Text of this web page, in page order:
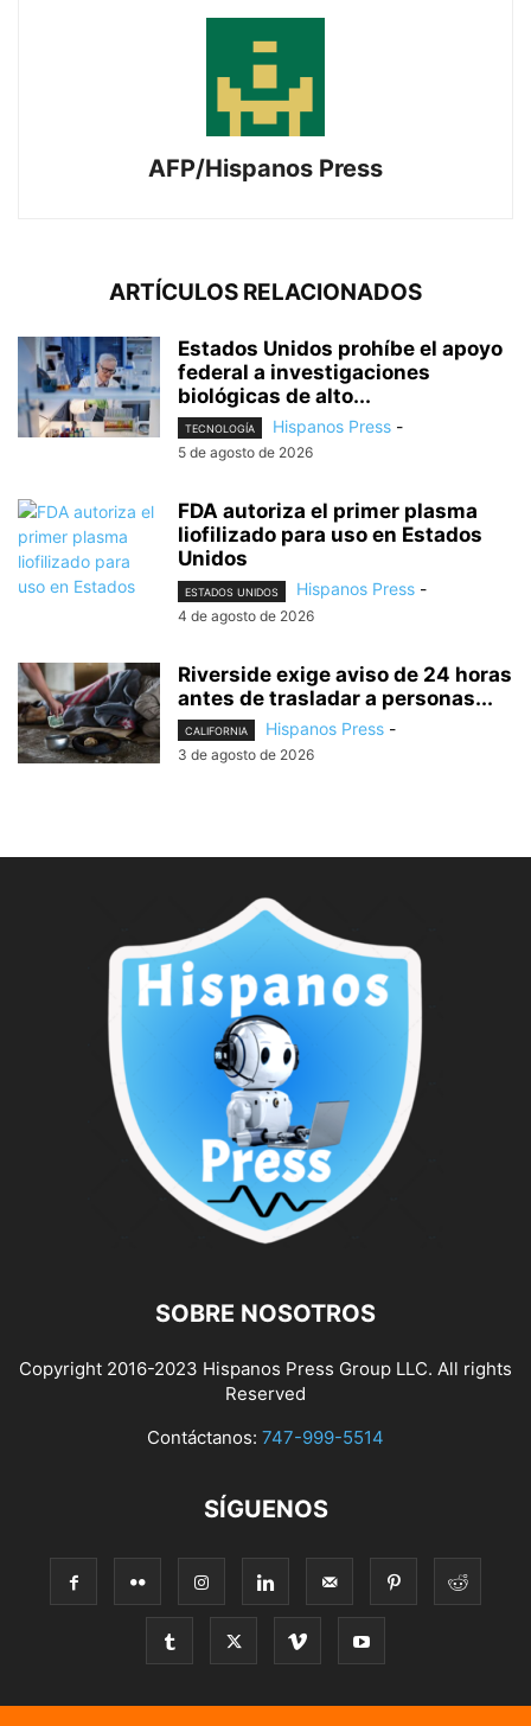
AFP/Hispanos Press
ARTÍCULOS RELACIONADOS
Estados Unidos prohíbe el apoyo
federal a investigaciones
biológicas de alto...
TECNOLOGÍA Hispanos Press -
5 de agosto de 2026
FDA autoriza el primer plasma
liofilizado para uso en Estados
Unidos
ESTADOS UNIDOS Hispanos Press -
4 de agosto de 2026
Riverside exige aviso de 24 horas
antes de trasladar a personas...
CALIFORNIA Hispanos Press -
3 de agosto de 2026
SOBRE NOSOTROS
Copyright 2016-2023 Hispanos Press Group LLC. All rights
Reserved
Contáctanos: 747-999-5514
SÍGUENOS